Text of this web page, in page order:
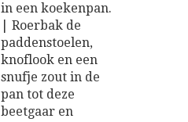
in een koekenpan.
| Roerbak de
paddenstoelen,
knoflook en een
snufje zout in de
pan tot deze
beetgaar en